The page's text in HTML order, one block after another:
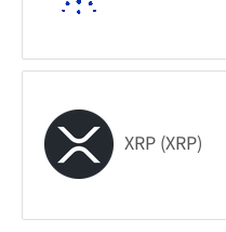
XRP (XRP)